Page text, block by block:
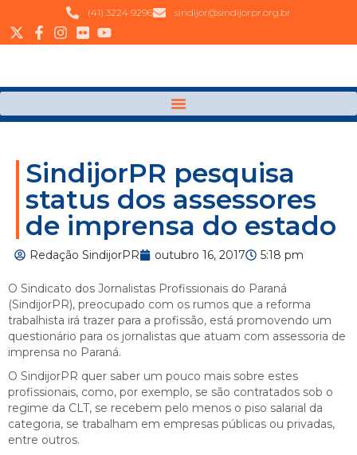
(41) 3224 9296 sindijor@sindijorpr.org.br
SindijorPR pesquisa
status dos assessores
de imprensa do estado
Redação SindijorPR outubro 16, 2017 5:18 pm
O Sindicato dos Jornalistas Profissionais do Paraná
(SindijorPR), preocupado com os rumos que a reforma
trabalhista irá trazer para a profissão, está promovendo um
questionário para os jornalistas que atuam com assessoria de
imprensa no Paraná.
O SindijorPR quer saber um pouco mais sobre estes
profissionais, como, por exemplo, se são contratados sob o
regime da CLT, se recebem pelo menos o piso salarial da
categoria, se trabalham em empresas públicas ou privadas,
entre outros.